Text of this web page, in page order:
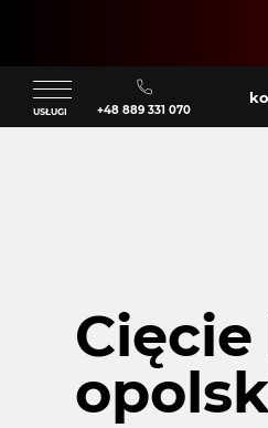
USŁUGI +48 889 331 070